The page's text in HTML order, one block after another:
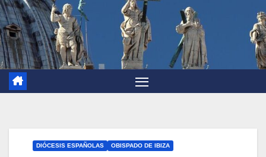
DIÓCESIS ESPAÑOLAS OBISPADO DE IBIZA